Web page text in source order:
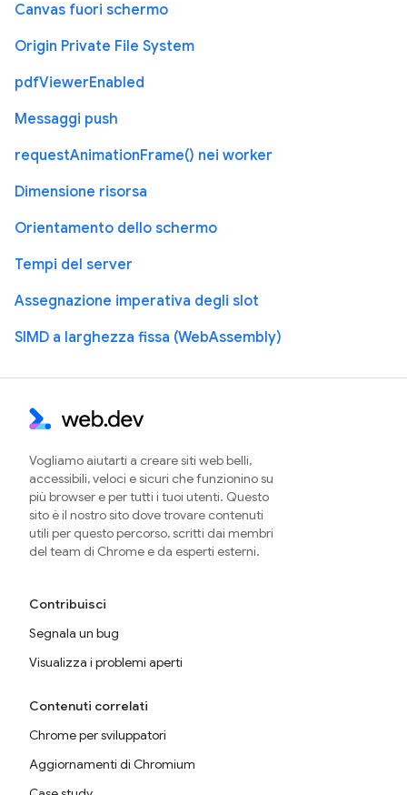
Canvas fuori schermo
Origin Private File System
pdfViewerEnabled
Messaggi push
requestAnimationFrame() nei worker
Dimensione risorsa
Orientamento dello schermo
Tempi del server
Assegnazione imperativa degli slot
SIMD a larghezza fissa (WebAssembly)
Vogliamo aiutarti a creare siti web belli,
accessibili, veloci e sicuri che funzionino su
più browser e per tutti i tuoi utenti. Questo
sito è il nostro sito dove trovare contenuti
utili per questo percorso, scritti dai membri
del team di Chrome e da esperti esterni.
Contribuisci
Segnala un bug
Visualizza i problemi aperti
Contenuti correlati
Chrome per sviluppatori
Aggiornamenti di Chromium